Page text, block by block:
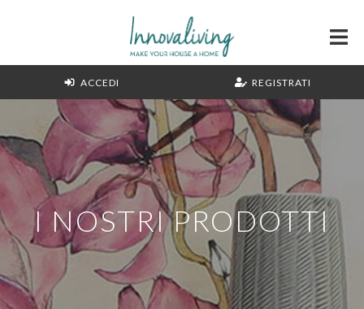
ACCEDI REGISTRATI
I NOSTRI PRODOTTI